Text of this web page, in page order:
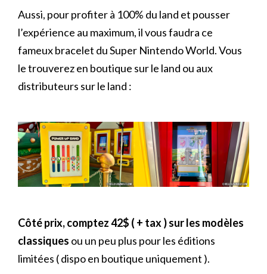
Aussi, pour profiter à 100% du land et pousser
l’expérience au maximum, il vous faudra ce
fameux bracelet du Super Nintendo World. Vous
le trouverez en boutique sur le land ou aux
distributeurs sur le land :
Côté prix, comptez 42$ ( + tax ) sur les modèles
classiques ou un peu plus pour les éditions
limitées ( dispo en boutique uniquement ).